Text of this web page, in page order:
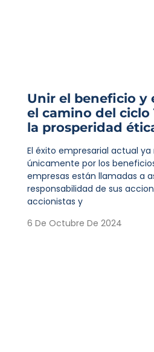
Unir el beneficio y
el camino del ciclo
la prosperidad
El éxito empresarial actual
únicamente por los
empresas están llamadas a
responsabilidad de sus
accionistas y
6 De Octubre De 2024